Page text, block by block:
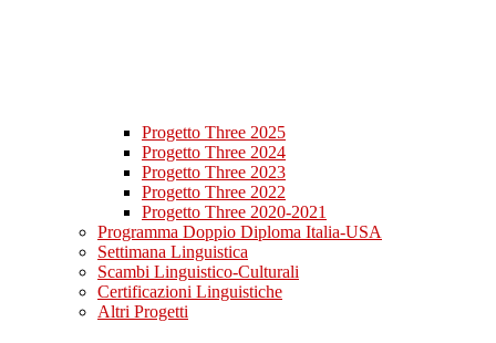
Progetto Three 2025
Progetto Three 2024
Progetto Three 2023
Progetto Three 2022
Progetto Three 2020-2021
Programma Doppio Diploma Italia-USA
Settimana Linguistica
Scambi Linguistico-Culturali
Certificazioni Linguistiche
Altri Progetti